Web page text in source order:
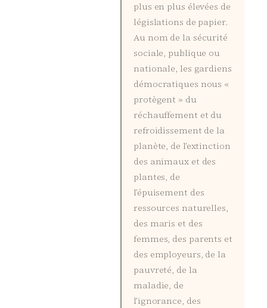
plus en plus élevées de
législations de papier.
Au nom de la sécurité
sociale, publique ou
nationale, les gardiens
démocratiques nous «
protègent » du
réchauffement et du
refroidissement de la
planète, de l’extinction
des animaux et des
plantes, de
l’épuisement des
ressources naturelles,
des maris et des
femmes, des parents et
des employeurs, de la
pauvreté, de la
maladie, de
l’ignorance, des